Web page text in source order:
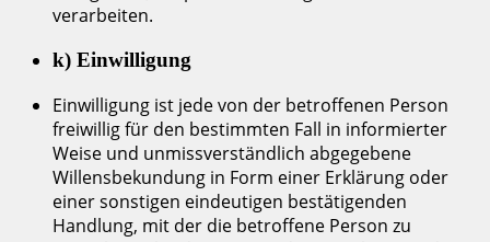
verarbeiten.
k) Einwilligung
Einwilligung ist jede von der betroffenen Person
freiwillig für den bestimmten Fall in informierter
Weise und unmissverständlich abgegebene
Willensbekundung in Form einer Erklärung oder
einer sonstigen eindeutigen bestätigenden
Handlung, mit der die betroffene Person zu